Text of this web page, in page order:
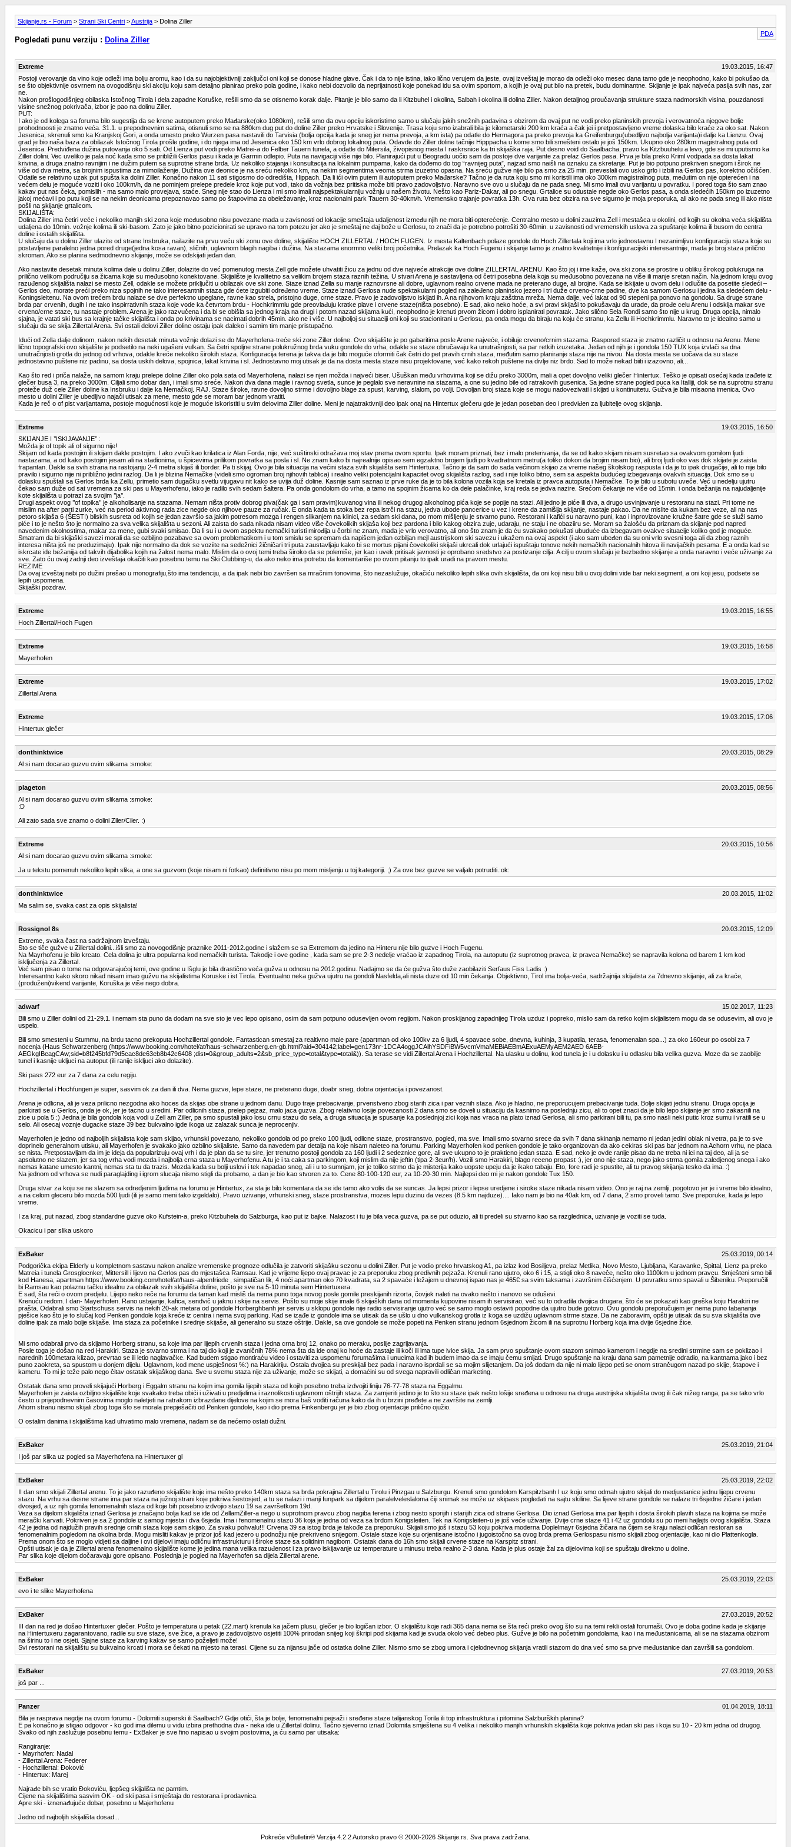
Skijanje.rs - Forum > Strani Ski Centri >Austrija > Dolina Ziller
PDA
Pogledati punu verziju : Dolina Ziller
Extreme
19.03.2015, 16:47
Postoji verovanje da vino koje odleži ima bolju aromu, kao i da su najobjektivniji zaključci oni koji se donose hladne glave. Čak i da to nije istina, iako lično verujem da jeste, ovaj izveštaj je morao da odleži oko mesec dana tamo gde je neophodno, kako bi pokušao da
se što objektivnije osvrnem na ovogodišnju ski akciju koju sam detaljno planirao preko pola godine, i kako nebi dozvolio da neprijatnosti koje ponekad idu sa ovim sportom, a kojih je ovaj put bilo na pretek, budu dominantne. Skijanje je ipak najveća pasija svih nas, zar
ne.
Nakon prošlogodišnjeg obilaska Istočnog Tirola i dela zapadne Koruške, rešili smo da se otisnemo korak dalje. Pitanje je bilo samo da li Kitzbuhel i okolina, Salbah i okolina ili dolina Ziller. Nakon detaljnog proučavanja strukture staza nadmorskih visina, pouzdanosti
visine snežnog pokrivača, izbor je pao na dolinu Ziller.
PUT:
I ako je od kolega sa foruma bilo sugestija da se krene autoputem preko Mađarske(oko 1080km), rešili smo da ovu opciju iskoristimo samo u slučaju jakih snežnih padavina s obzirom da ovaj put ne vodi preko planinskih prevoja i verovatnoća njegove bolje
prohodnoosti je znatno veća. 31.1. u prepodnevnim satima, otisnuli smo se na 880km dug put do doline Ziller preko Hrvatske i Slovenije. Trasa koju smo izabrali bila je kilometarski 200 km kraća a čak jei i pretpostavljeno vreme dolaska bilo kraće za oko sat. Nakon
Jesenica, skrenuli smo ka Kranjskoj Gori, a onda umesto preko Wurzen pasa nastavili do Tarvisia (bolja opciija kada je sneg jer nema prevoja, a km ista) pa odatle do Hermagora pa preko prevoja ka Greifenburgu(ubedljivo najbolja varijanta)i dalje ka Lienzu. Ovaj
grad je bio naša baza za obilazak Istočnog Tirola prošle godine, i do njega ima od Jesenica oko 150 km vrlo dobrog lokalnog puta. Odavde do Ziller doline tačnije Hipppacha u kome smo bili smešteni ostalo je još 150km. Ukupno oko 280km magistralnog puta od
Jesenica. Predviđena dužina putovanja oko 5 sati. Od Lienza put vodi preko Matrei-a do Felber Tauern tunela, a odatle do Mitersila, živopisnog mesta I raskrsnice ka tri skijaška raja. Put desno void do Saalbacha, pravo ka Kitzbuuhelu a levo, gde se mi uputismo ka
Ziller dolini. Vec uveliko je pala noć kada smo se približili Gerlos pasu i kada je Garmin odlepio. Puta na navigaciji više nije bilo. Planirajući put u Beogradu uočio sam da postoje dve varijante za prelaz Gerlos pasa. Prva je bila preko Kriml vodpada sa dosta lakat
krivina, a druga znatno ravnijim i ne dužim putem sa suprotne strane brda. Uz nekoliko stajanja i konsultacija na lokalnim pumpama, kako da dođemo do tog “ravnijeg puta”, najzad smo naišli na oznaku za skretanje. Put je bio potpuno prekriven snegom i širok ne
više od dva metra, sa brojnim ispustima za mimoilaženje. Dužina ove deonice je na sreću nekoliko km, na nekim segmentima veoma strma izuzetno opasna. Na sreću gužve nije bilo pa smo za 25 min. preveslali ovo usko grlo i izbili na Gerlos pas, korektno očišćen.
Odatle se relativno uzak put spušta ka dolini Ziller. Konačno nakon 11 sati stigosmo do odredišta, Hippach. Da li ići ovim putem ili autoputem preko Mađarske? Tačno je da ruta koju smo mi koristili ima oko 300km magistralnog puta, međutim on nije opterećen i na
većem delu je moguće voziti i oko 100km/h, da ne pominjem prelepe predele kroz koje put vodi, tako da vožnja bez pritiska može biti pravo zadovoljstvo. Naravno sve ovo u slučaju da ne pada sneg. Mi smo imali ovu varijantu u povratku. I pored toga što sam znao
kakav put nas čeka, pomislih - ma samo malo provejava, staće. Sneg nije stao do Lienza i mi smo imali najspektakularniju vožnju u našem životu. Nešto kao Pariz-Dakar, ali po snegu. Grtalice su odustale negde oko Gerlos pasa, a onda sledećih 150km po izuzetno
jakoj mećavi i po putu koji se na nekim deonicama prepoznavao samo po štapovima za obeležavanje, kroz nacionalni park Tauern 30-40km/h. Vremensko trajanje povratka 13h. Ova ruta bez obzira na sve sigurno je moja preporuka, ali ako ne pada sneg ili ako niste
pošli na skijanje grtalicom.
SKIJALIŠTA:
Dolina Ziller ima četiri veće i nekoliko manjih ski zona koje međusobno nisu povezane mada u zavisnosti od lokacije smeštaja udaljenost između njih ne mora biti opterećenje. Centralno mesto u dolini zauzima Zell i mestašca u okolini, od kojih su okolna veća skijališta
udaljena do 10min. vožnje kolima ili ski-basom. Zato je jako bitno pozicionirati se upravo na tom potezu jer ako je smeštaj ne daj bože u Gerlosu, to znači da je potrebno potrošiti 30-60min. u zavisnosti od vremenskih uslova za spuštanje kolima ili busom do centra
doline i ostalih skijališta.
U slučaju da u dolinu Ziller ulazite od strane Insbruka, nailazite na prvu veću ski zonu ove doline, skijalište HOCH ZILLERTAL / HOCH FUGEN. Iz mesta Kaltenbach polaze gondole do Hoch Zillertala koji ima vrlo jednostavnu I nezanimljivu konfiguraciju staza koje su
postavljene paralelno jedna pored druge(jedna kosa ravan), sličnih, uglavnom blagih nagiba i dužina. Na stazama enormno veliki broj početnika. Prelazak ka Hoch Fugenu i skijanje tamo je znatno kvalitetnije i konfiguracijski interesantnije, mada je broj staza prilično
skroman. Ako se planira sedmodnevno skijanje, može se odskijati jedan dan.
Ako nastavite desetak minuta kolima dale u dolinu Ziller, dolazite do već pomenutog mesta Zell gde možete uhvatiti žicu za jednu od dve najveće atrakcije ove doline ZILLERTAL ARENU. Kao što joj i ime kaže, ova ski zona se prostire u obliku širokog polukruga na
prilično velikom područiju sa žicama koje su međusobno konektovane. Skijalište je kvalitetno sa velikim brojem staza raznih težina. U stvari Arena je sastavljena od četri posebna dela koja su međusobno povezana na više ili manje sretan način. Na jednom kraju ovog
razuđenog skijališta nalazi se mesto Zell, odakle se možete priključiti u obilazak ove ski zone. Staze iznad Zella su manje raznovrsne ali dobre, uglavnom realno crvene mada ne preterano duge, ali brojne. Kada se iskijate u ovom delu i odlučite da posetite sledeći –
Gerlos deo, morate preći preko niza spojnih ne tako interesantnih staza gde ćete izgubiti određeno vreme. Staze iznad Gerlosa nude spektakularni pogled na zaleđeno planinsko jezero i tri duže crveno-crne padine, dve ka samom Gerlosu i jedna ka sledećem delu -
Koningsleitenu. Na ovom trećem brdu nalaze se dve perfektno upeglane, ravne kao strela, pristojno duge, crne staze. Pravo je zadovoljstvo iskijati ih. A na njihovom kraju zaštitna mreža. Nema dalje, već lakat od 90 stepeni pa ponovo na gondolu. Sa druge strane
brda par crvenih, dugih i ne tako inspirrativnih staza koje vode ka četvrtom brdu - Hochkrimmlu gde preovlađuju kratke plave i crvene staze(ništa posebno). E sad, ako neko hoće, a svi pravi skijaši to pokušavaju da urade, da prođe celu Arenu i odskija makar sve
crveno/crne staze, tu nastaje problem. Arena je jako razvučena i da bi se obišla sa jednog kraja na drugi i potom nazad skijama kući, neophodno je krenuti prvom žicom i dobro isplanirati povratak. Jako slično Sela Rondi samo što nije u krug. Druga opcija, nimalo
sjajna, je vatati ski bus sa krajnje tačke skijališta i onda po krivinama se nacimati dobrih 45min. ako ne i više. U najboljoj su situaciji oni koji su stacionirani u Gerlosu, pa onda mogu da biraju na koju će stranu, ka Zellu ili Hochkrimmlu. Naravno to je idealno samo u
slučaju da se skija Zillertal Arena. Svi ostali delovi Ziller doline ostaju ipak daleko i samim tim manje pristupačno.
Idući od Zella dalje dolinom, nakon nekih desetak minuta vožnje dolazi se do Mayerhofena-treće ski zone Ziller doline. Ovo skijalište je po gabaritima posle Arene najveće, i obiluje crveno/crnim stazama. Raspored staza je znatno različit u odnosu na Arenu. Mene
lično topografski ovo skijalište je podsetilo na neki ugašeni vulkan. Sa četri spoljne strane polukružnog brda vuku gondole do vrha, odakle se staze obručavaju ka unutrašnjosti, sa par retkih izuzetaka. Jedan od njih je i gondola 150 TUX koja izvlači sa dna
unutračnjosti grotla do jednog od vrhova, odakle kreće nekoliko širokih staza. Konfiguracija terena je takva da je bilo moguće oformiti čak četri do pet pravih crnih staza, međutim samo planiranje staza nije na nivou. Na dosta mesta se uočava da su staze
jednostavno puštene niz padinu, sa dosta uskih delova, spojnica, lakat krivina i sl. Jednostavno moj utisak je da na dosta mesta staze nisu projektovane, već kako rekoh puštene na divlje niz brdo. Sad to može nekad biiti i izazovno, ali...
Kao što red i priča nalaže, na samom kraju prelepe doline Ziller oko pola sata od Mayerhofena, nalazi se njen možda i najveći biser. Ušuškan među vrhovima koji se dižu preko 3000m, mali a opet dovoljno veliki glečer Hintertux. Teško je opisati osećaj kada izađete iz
glečer busa 3, na preko 3000m. Ciljali smo dobar dan, i imali smo sreće. Nakon dva dana magle i ravnog svetla, sunce je peglalo sve neravnine na stazama, a one su jedino bile od ratrakovih gusenica. Sa jedne strane pogled puca ka Italliji, dok se na suprotnu stranu
proteže duž cele Ziller doline ka Insbruku i dalje ka Nemačkoj. RAJ. Staze široke, ravne dovoljno strme i dovoljno blage za spust, karving, slalom, po volji. Dovoljan broj staza koje se mogu nadovezivati i skijati u kontinuitetu. Gužva je bila misaona imenica. Ovo
mesto u dolini Ziller je ubedljivo najači utisak za mene, mesto gde se moram bar jednom vratiti.
Kada je reč o of pist varijantama, postoje mogućnosti koje je moguće iskoristiti u svim delovima Ziller doline. Meni je najatraktivniji deo ipak onaj na Hintertux glečeru gde je jedan poseban deo i predviđen za ljubitelje ovog skijanja.
Extreme
19.03.2015, 16:50
SKIJANJE I ’’ISKIJAVANJE’’ :
Možda je of topik ali of sigurno nije!
Skijam od kada postojim ili skijam dakle postojim. I ako zvuči kao krilatica iz Alan Forda, nije, već suštinski odražava moj stav prema ovom sportu. Ipak moram priznati, bez i malo preterivanja, da se od kako skijam nisam susretao sa ovakvom gomilom ljudi
nastazama, a od kako postojim jesam ali na stadionima, u špicevima prilikom povratka sa posla i sl. Ne znam kako bi najrealnije opisao sem egzaktno brojem ljudi po kvadratnom metru(a toliko dokon da brojim nisam bio), ali broj ljudi oko vas dok skijate je zaista
frapantan. Dakle sa svih strana na rastojanju 2-4 metra skijaš ili border. Pa ti skijaj. Ovo je bila situacija na većini staza svih skijališta sem Hintertuxa. Tačno je da sam do sada većinom skijao za vreme našeg školskog raspusta i da je to ipak drugačije, ali to nije bilo
pravilo i sigurno nije ni približno jedini razlog. Da li je blizina Nemačke (videli smo ogroman broj njihovih tablica) i realno veliki potencijalni kapacitet ovog skijališta razlog, sad i nije toliko bitno, sem sa aspekta budućeg izbegavanja ovakvih situacija. Dok smo se u
dolasku spuštali sa Gerlos brda ka Zellu, primetio sam dugačku svetlu vijugavu nit kako se uvija duž doline. Kasnije sam saznao iz prve ruke da je to bila kolona vozila koja se kretala iz pravca autoputa i Nemačke. To je bilo u subotu uveče. Već u nedelju ujutru
čekao sam duže od sat vremena za ski pas u Mayerhofenu, iako je radilo svih sedam šaltera. Pa onda gondolom do vrha, a tamo na spojnim žicama ko da dele palačinke, kraj reda se jedva nazire. Srećom čekanje ne više od 15min. i onda bežanija na najudaljenije
kote skijališta u potrazi za svojim ’’ja’’.
Drugi aspekt ovog ’’of topika’’ je alkoholisanje na stazama. Nemam ništa protiv dobrog piva(čak ga i sam pravim)kuvanog vina ili nekog drugog alkoholnog pića koje se popije na stazi. Ali jedno je piće ili dva, a drugo usvinjavanje u restoranu na stazi. Pri tome ne
mislim na after parti zurke, već na period aktivnog rada zice negde oko njihove pauze za ručak. E onda kada ta stoka bez repa istrči na stazu, jedva ubode pancerice u vez i krene da zamišlja skijanje, nastaje pakao. Da ne mislite da kukam bez veze, ali na nas
petoro skijaša 6 (ŠEST!) bliskih susreta od kojih se jedan završio sa jakim potresom mozga i rengen slikanjem na klinici, za sedam ski dana, po mom mišljenju je stvarno puno. Restorani i kafići su naravno puni, kao i inprovizovane kružne šatre gde se služi samo
piće i to je nešto što je normalno za sva velika skijališta u sezoni. Ali zaista do sada nikada nisam video više čovekolikih skijaša koji bez pardona i bilo kakog obzira zuje, udaraju, ne staju i ne obaziiru se. Moram sa žalošću da priznam da skijanje pod napred
navedenim okolnostima, makar za mene, gubi svaki smisao. Da li su i u ovom aspektu nemački turisti mirođija u čorbi ne znam, mada je vrlo verovatno, ali ono što znam je da ću svakako pokušati ubuduće da izbegavam ovakve situacije koliko god je moguće.
Smatram da bi skijaški savezi morali da se ozbiljno pozabave sa ovom problematikom i u tom smislu se spremam da napišem jedan ozbiljan mejl austrijskom ski savezu i ukažem na ovaj aspekt (i ako sam ubeđen da su oni vrlo svesni toga ali da zbog raznih
interesa ništa još ne preduzimaju). Ipak nije normalno da dok se voziite na sedežnici žičničari tri puta zaustavljaju kako bi se mortus pijani čovekoliki skijaši ukrcali dok urlajući ispuštaju tonove nekih nemačkih nacionalnih hitova ili navijačkih pesama. E a onda kad se
iskrcate ide bežanijja od takvih dijabolika kojih na žalost nema malo. Mislim da o ovoj temi treba široko da se polemiše, jer kao i uvek pritisak javnosti je oprobano sredstvo za postizanje cilja. A cilj u ovom slučaju je bezbedno skijanje a onda naravno i veće uživanje za
sve. Zato ću ovaj zadnji deo izveštaja okačiti kao posebnu temu na Ski Clubbing-u, da ako neko ima potrebu da komentariše po ovom pitanju to ipak uradi na pravom mestu.
REZIME
Da ovaj izveštaj nebi po dužini prešao u monografiju,što ima tendenciju, a da ipak nebi bio završen sa mračnim tonovima, što nezaslužuje, okačiću nekoliko lepih slika ovih skijališta, da oni koji nisu bili u ovoj dolini vide bar neki segment, a oni koji jesu, podsete se
lepih uspomena.
Skijaški pozdrav.
Extreme
19.03.2015, 16:55
Hoch Zillertal/Hoch Fugen
Extreme
19.03.2015, 16:58
Mayerhofen
Extreme
19.03.2015, 17:02
Zillertal Arena
Extreme
19.03.2015, 17:06
Hintertux glečer
donthinktwice
20.03.2015, 08:29
Al si nam docarao guzvu ovim slikama :smoke:
plageton
20.03.2015, 08:56
Al si nam docarao guzvu ovim slikama :smoke:
:D
Ali zato sada sve znamo o dolini Ziler/Ciler. :)
Extreme
20.03.2015, 10:56
Al si nam docarao guzvu ovim slikama :smoke:
Ja u tekstu pomenuh nekoliko lepih slika, a one sa guzvom (koje nisam ni fotkao) definitivno nisu po mom misljenju u toj kategoriji. ;) Za ove bez guzve se valjalo potruditi.:ok:
donthinktwice
20.03.2015, 11:02
Ma salim se, svaka cast za opis skijalista!
Rossignol 8s
20.03.2015, 12:09
Extreme, svaka čast na sadržajnom izveštaju.
Sto se tiče gužve u Zillertal dolini...išli smo za novogodišnje praznike 2011-2012.godine i slažem se sa Extremom da jedino na Hinteru nije bilo guzve i Hoch Fugenu.
Na Mayrhofenu je bilo krcato. Cela dolina je ultra popularna kod nemačkih turista. Takodje i ove godine , kada sam se pre 2-3 nedelje vraćao iz zapadnog Tirola, na autoputu (iz suprotnog pravca, iz pravca Nemačke) se napravila kolona od barem 1 km kod
isključenja za Zillertal.
Već sam pisao o tome na odgovarajućoj temi, ove godine u Išglu je bila drastično veća gužva u odnosu na 2012.godinu. Nadajmo se da će gužva što duže zaobilaziti Serfaus Fiss Ladis :)
Interesantno kako skoro nikad nisam imao gužvu na skijalistima Koruske i ist Tirola. Eventualno neka gužva ujutru na gondoli Nasfelda,ali nista duze od 10 min čekanja. Objektivno, Tirol ima bolja-veća, sadržajnija skijalista za 7dnevno skijanje, ali za kraće,
(produženi)vikend varijante, Koruška je više nego dobra.
adwarf
15.02.2017, 11:23
Bili smo u Ziller dolini od 21-29.1. i nemam sta puno da dodam na sve sto je vec lepo opisano, osim da sam potpuno odusevljen ovom regijom. Nakon proskijanog zapadnijeg Tirola uzduz i popreko, mislio sam da retko kojim skijalistem mogu da se odusevim, ali ovo je
uspelo.
Bili smo smesteni u Stummu, na brdu tacno prekoputa Hochzillertal gondole. Fantastican smestaj za realtivno male pare (apartman od oko 100kv za 6 ljudi, 4 spavace sobe, dnevna, kuhinja, 3 kupatila, terasa, fenomenalan spa...) za oko 160eur po osobi za 7
nocenja (Haus Schwarzenberg (https://www.booking.com/hotel/at/haus-schwarzenberg.en-gb.html?aid=304142;label=gen173nr-1DCA4oggJCAlhYSDFiBW5vcmVmaMEBiAEBmAExuAEMyAEM2AED 6AEB-
AEGkgIBeagCAw;sid=b8f245bfd79d5cac8de63eb8b42c6408 ;dist=0&group_adults=2&sb_price_type=total&type=total&)). Sa terase se vidi Zillertal Arena i Hochzillertal. Na ulasku u dolinu, kod tunela je i u dolasku i u odlasku bila velika guzva. Moze da se zaobilje
tunel i kasnije ukljuci na autoput (ili ranije iskljuci ako dolazite).
Ski pass 272 eur za 7 dana za celu regiju.
Hochzillertal i Hochfungen je super, sasvim ok za dan ili dva. Nema guzve, lepe staze, ne preterano duge, doabr sneg, dobra orjentacija i povezanost.
Arena je odlicna, ali je veza prilicno nezgodna ako hoces da skijas obe strane u jednom danu. Dugo traje prebacivanje, prvenstveno zbog starih zica i par veznih staza. Ako je hladno, ne preporucujem prebacivanje tuda. Bolje skijati jednu stranu. Druga opcija je
parkirati se u Gerlos, onda je ok, jer je tacno u sredini. Par odlicnih staza, prelep pejzaz, malo jaca guzva. Zbog relativno losije povezanosti 2 dana smo se doveli u situaciju da kasnimo na poslednju zicu, ali to opet znaci da je bilo lepo skijanje jer smo zakasnili na
zice u pola 5 :) Jedna je bila gondola koja vodi u Zell am Ziller, pa smo spustali jako losu crnu stazu do sela, a druga situacija je spusanje ka poslednjoj zici koja nas vraca na plato iznad Gerlosa, ali smo parkirani bili tu, pa smo nasli neki putic kroz sumu i vratili se u
selo. Ali osecaj voznje dugacke staze 39 bez bukvalno igde ikoga uz zalazak sunca je neprocenjiv.
Mayerhofen je jedno od najboljih skijalista koje sam skijao, vrhunski povezano, nekoliko gondola od po preko 100 ljudi, odlicne staze, prostranstvo, pogled, ma sve. Imali smo stvarno srece da svih 7 dana skinanja nemamo ni jedan jedini oblak ni vetra, pa je to sve
doprinelo generalnom utisku, ali Mayerhofen je svakako jako ozbilno skijaliste. Samo da navedem par detalja na koje nisam naleteo na forumu. Parking Mayerhofen kod penken gondole je tako organizovan da ako cekiras ski pas bar jednom na Achorn vrhu, ne placa
se nista. Pretpostavljam da im je ideja da popularizuju ovaj vrh i da je plan da se tu sire, jer trenutno postoji gondola za 160 ljudi i 2 sedeznice gore, ali sve ukupno to je prakticno jedan staza. E sad, neko je ovde ranije pisao da ne treba ni ici na taj deo, ali ja se
apsolutno ne slazem, jer sa tog vrha vodi mozda i najbolja crna staza u Mayerhofenu. A tu je i ta caka sa parkingom, koji mislim da nije jeftin (tipa 2-3eur/h). Vozili smo Harakiri, blago receno propast :), jer ono nije staza, nego jako strma gomila zaledjenog snega i ako
nemas katane umesto kantni, nemas sta tu da trazis. Mozda kada su bolji uslovi i tek napadao sneg, ali i u to sumnjam, jer je toliko strmo da je misterija kako uopste upeju da je ikako tabaju. Eto, fore radi je spustite, ali tu pravog skijanja tesko da ima. :)
Na jednom od vrhova se nudi paraglajding i igrom slucaja nismo stigli da probamo, a dan je bio kao stvoren za to. Cene 80-100-120 eur, za 10-20-30 min. Najlepsi deo mi je nakon gondole Tux 150.
Druga stvar za koju se ne slazem sa odredjenim ljudima na forumu je Hintertux, za sta je bilo komentara da se ide tamo ako volis da se suncas. Ja lepsi prizor i lepse uredjene i siroke staze nikada nisam video. Ono je raj na zemlji, pogotovo jer je i vreme bilo idealno,
a na celom gleceru bilo mozda 500 ljudi (ili je samo meni tako izgeldalo). Pravo uzivanje, vrhunski sneg, staze prostranstva, mozes lepu duzinu da vezes (8.5 km najduze).... Iako nam je bio na 40ak km, od 7 dana, 2 smo proveli tamo. Sve preporuke, kada je lepo
vreme.
I za kraj, put nazad, zbog standardne guzve oko Kufstein-a, preko Kitzbuhela do Salzburga, kao put iz bajke. Nalazost i tu je bila veca guzva, pa se put oduzio, ali ti predeli su stvarno kao sa razglednica, uzivanje je voziti se tuda.
Okacicu i par slika uskoro
ExBaker
25.03.2019, 00:14
Podgorička ekipa Elderly u kompletnom sastavu nakon analize vremenske prognoze odlučila je zatvoriti skijašku sezonu u dolini Ziller. Put je vodio preko hrvatskog A1, pa izlaz kod Bosiljeva, prelaz Metlika, Novo Mesto, Ljubljana, Karavanke, Spittal, Lienz pa preko
Matreia i tunela Grosglocnker, Mittersill i lijevo na Gerlos pas do mjestašca Ramsau. Kad je vrijeme lijepo ovaj pravac je za preporuku zbog predivnih pejzaža. Krenuli rano ujutro, oko 6 i 15, a stigli oko 8 naveče, nešto oko 1100km u jednom pravcu. Smješteni smo bili
kod Hanesa, apartman https://www.booking.com/hotel/at/haus-alpenfriede , simpatičan lik, 4 noći apartman oko 70 kvadrata, sa 2 spavaće i ležajem u dnevnoj ispao nas je 465€ sa svim taksama i završnim čišćenjem. U povratku smo spavali u Šibeniku. Preporučili
bi Ramsau kao polaznu tačku idealnu za obilazak svih skijališta doline, pošto je sve na 5-10 minuta sem Hintertuxera.
E sad, šta reći o ovom predjelu. Lijepo neko reče na forumu da taman kad misliš da nema puno toga novog posle gomile preskijanih rizorta, čovjek naleti na ovako nešto i nanovo se oduševi.
Krenuću redom. I dan- Mayerhofen. Rano ustajanje, kafica, sendvič u jaknu i skije na servis. Pošto su moje skije imale 6 skijaških dana od momenta kupovine nisam ih servisirao, već su to odradila dvojica drugara, što će se pokazati kao greška koju Harakiri ne
prašta. Odabrali smo Startschuss servis na nekih 20-ak metara od gondole Horberghbanh jer servis u sklopu gondole nije radio servisiranje ujutro već se samo moglo ostaviti popodne da ujutro bude gotovo. Ovu gondolu preporučujem jer nema puno tabananja
pješice kao što je to slučaj kod Penken gondole koja kreće iz centra i nema svoj parking. Kad se izađe iz gondole ima se utisak da se ušlo u dno vulkanskog grotla iz koga se uzdižu uglavnom strme staze. Da ne zaboravim, opšti je utisak da su sva skijališta ove
doline ipak za malo bolje skijaše. Ima staza za početnike i srednje skijaše, ali generalno su staze oštrije. Dakle, sa ove gondole se može popeti na Penken stranu jednom 6sjednom žicom ili na suprotnu Horberg koja ima dvije 6sjedne žice.
Mi smo odabrali prvo da skijamo Horberg stranu, sa koje ima par lijepih crvenih staza i jedna crna broj 12, onako po meraku, poslije zagrijavanja.
Posle toga je došao na red Harakiri. Staza je stvarno strma i na taj dio koji je zvaničnih 78% nema šta da ide onaj ko hoće da zastaje ili koči ili ima tupe ivice skija. Ja sam prvo spuštanje ovom stazom snimao kamerom i negdje na sredini strmine sam se poklizao i
narednih 100metara klizao, prevrtao se ili letio naglavačke. Kad budem stigao montiraću video i ostaviti za uspomenu forumašima i unucima kad ih budem imao da se imaju čemu smijati. Drugo spuštanje na kraju dana sam pametnije odradio, na kantnama jako i bez
puno zaokreta, sa spustom u donjem dijelu. Uglavnom, kod mene uspješnost %:) na Harakiriju. Ostala dvojica su preskijali bez pada i naravno isprdali se sa mojim slijetanjem. Da još dodam da nije ni malo lijepo peti se onom strančugom nazad po skije, štapove i
kameru. To mi je teže palo nego čitav ostatak skijaškog dana. Sve u svemu staza nije za uživanje, može se skijati, a domaćini su od svega napravili odličan marketing.
Ostatak dana smo proveli skijajući Horberg i Eggalm stranu na kojim ima gomila lijepih staza od kojih posebno treba izdvojiti liniju 76-77-78 staza na Eggalmu.
Mayerhofen je zaista ozbiljno skijalište koje svakako treba obići i uživati u predjelima i raznolikosti uglavnom oštrijih staza. Za zamjeriti jedino je to što su staze ipak nešto lošije sređena u odnosu na druga austrijska skijališta ovog ili čak nižeg ranga, pa se tako vrlo
često u prijepodnevnim časovima moglo naletjeti na ratrakom izbrazdane dijelove na kojim se mora baš voditi računa kako da ih u brzini pređete a ne završite na zemlji.
Ahorn stranu nismo skijali zbog toga što se morala prepješačiti od Penken gondole, kao i dio prema Finkenbergu jer je bio zbog orjentacije prilično ojužio.
O ostalim danima i skijalištima kad uhvatimo malo vremena, nadam se da nećemo ostati dužni.
ExBaker
25.03.2019, 21:04
I još par slika uz pogled sa Mayerhofena na Hintertuxer gl
ExBaker
25.03.2019, 22:02
II dan smo skijali Zillertal arenu. To je jako razuđeno skijalište koje ima nešto preko 140km staza sa brda pokrajina Zillertal u Tirolu i Pinzgau u Salzburgu. Krenuli smo gondolom Karspitzbanh I uz koju smo odmah ujutro skijali do medjustanice jednu lijepu crvenu
stazu. Na vrhu sa desne strane ima par staza na južnoj strani koje pokriva šestosjed, a tu se nalazi i manji funpark sa dijelom paralelveleslaloma čiji snimak se može uz skipass pogledati na sajtu skiline. Sa lijeve strane gondole se nalaze tri 6sjedne žičare i jedan
dvosjed, a uz njih gomila fenomenalnih staza od koje bih posebno izdvojio stazu 19 sa završetkom 19d.
Veza sa dijelom skijališta iznad Gerlosa je značajno bolja kad se ide od ZellamZiller-a nego u suprotnom pravcu zbog nagiba terena i zbog nesto sporijih i starijih zica od strane Gerlosa. Dio iznad Gerlosa ima par lijepih i dosta širokih plavih staza na kojima se može
merački karvati. Pokriven je sa 2 gondole iz samog mjesta i dva 6sjeda. Ima i fenomenalnu stazu 36 koja je jedna od veza sa brdom Königsleiten. Tek na Königsleiten-u je još veće uživanje. Dvije crne staze 41 i 42 uz gondolu su po meni hajlajts ovog skijališta. Staza
42 je jedna od najdužih pravih srednje crnih staza koje sam skijao. Za svaku pohvalu!!! Crvena 39 sa istog brda je takođe za preporuku. Skijali smo još i stazu 53 koju pokriva moderna Doplelmayr 6sjedna žičara na čijem se kraju nalazi odličan restoran sa
fenomenalnim pogledom na okolna brda. Mogu misliti kakav je prizor još kad jezero u podnožju nije prekriveno snijegom. Ostale staze koje su orjentisane istočno i jugoistočno sa ovog brda prema Gerlospasu nismo skijali zbog orjentacije, kao ni dio Plattenkogla.
Prema onom što se moglo vidjeti sa daljine i ovi dijelovi imaju odličnu infrastrukturu i široke staze sa solidnim nagibom. Ostatak dana do 16h smo skijali crvene staze na Karspitz strani.
Opšti utisak je da je Zillertal arena fenomenalno skijalište kome je jedina mana velika razuđenost i za pravo iskijavanje uz temperature u minusu treba realno 2-3 dana. Kada je plus ostaje žal za dijelovima koji se spuštaju direktno u doline.
Par slika koje dijelom dočaravaju gore opisano. Poslednja je pogled na Mayerhofen sa dijela Zillertal arene.
ExBaker
25.03.2019, 22:03
evo i te slike Mayerhofena
ExBaker
27.03.2019, 20:52
III dan na red je došao Hintertuxer glečer. Pošto je temperatura u petak (22.mart) krenula ka jačem plusu, glečer je bio logičan izbor. O skijalištu koje radi 365 dana nema se šta reći preko ovog što su na temi rekli ostali forumaši. Ovo je doba godine kada je skijanje
na Hintertuxeru zagarantovano, radile su sve staze, sve žice, a pravo je zadovoljstvo osjetiti 100% prirodan snijeg koji škripi pod skijama kad je svuda okolo već debeo plus. Gužve je bilo na početnim gondolama, kao i na međustanicama, ali se na stazama obzirom
na širinu to i ne osjeti. Sjajne staze za karving kakav se samo poželjeti može!
Svi restorani na skijalištu su bukvalno krcati i mora se čekati na mjesto na terasi. Cijene su za nijansu jače od ostatka doline Ziller. Nismo smo se zbog umora i cjelodnevnog skijanja vratili stazom do dna već smo sa prve međustanice dan završili sa gondolom.
ExBaker
27.03.2019, 20:53
još par ...
Panzer
01.04.2019, 18:11
Bila je rasprava negdje na ovom forumu - Dolomiti superski ili Saalbach? Gdje otići, šta je bolje, fenomenalni pejsaži i sređene staze talijanskog Torila ili top infrastruktura i pitomina Salzburških planina?
E pa konačno je stigao odgovor - ko god ima dilemu u vidu izbira prethodna dva - neka ide u Zillertal dolinu. Tačno sjeverno iznad Dolomita smještena su 4 velika i nekoliko manjih vrhunskih skijališta koje pokriva jedan ski pas i koja su 10 - 20 km jedna od drugog.
Svako od njih zaslužuje posebnu temu - ExBaker je sve fino napisao u svojim postovima, ja ću samo par utisaka:
Rangiranje:
- Mayrhofen: Nadal
- Zillertal Arena: Federer
- Hochzillertal: Đoković
- Hintertux: Marej
Najrađe bih se vratio Đokoviću, ljepšeg skijališta ne pamtim.
Cijene na skijalištima sasvim OK - od ski pasa i smještaja do restorana i prodavnica.
Apre ski - iznenađujuće dobar, posebno u Majerhofenu
Jedno od najboljih skijališta dosad...
Pokreće vBulletin® Verzija 4.2.2 Autorsko pravo © 2000-2026 Skijanje.rs. Sva prava zadržana.